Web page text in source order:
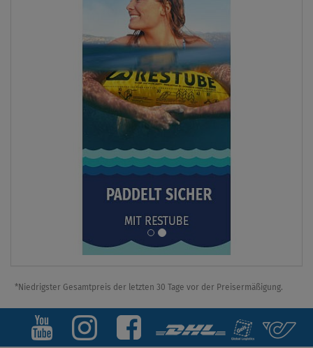
*Niedrigster Gesamtpreis der letzten 30 Tage vor der Preisermäßigung.